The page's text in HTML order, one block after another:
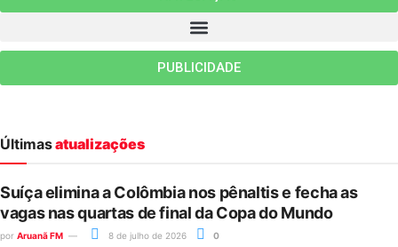
PUBLICIDADE
Últimasatualizações
Suíça elimina a Colômbia nos pênaltis e fecha as
vagas nas quartas de final da Copa do Mundo
por Aruanã FM 8 de julho de 2026 0